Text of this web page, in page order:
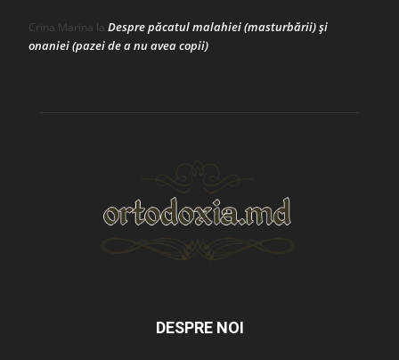
Crina Marina la Despre păcatul malahiei (masturbării) şi
onaniei (pazei de a nu avea copii)
DESPRE NOI